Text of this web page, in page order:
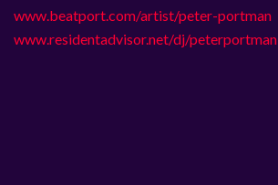
www.beatport.com/artist/peter-portman
www.residentadvisor.net/dj/peterportman